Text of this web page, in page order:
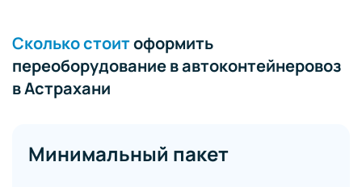
Сколько стоитоформить
переоборудование в автоконтейнеровоз
в Астрахани
Минимальный пакет